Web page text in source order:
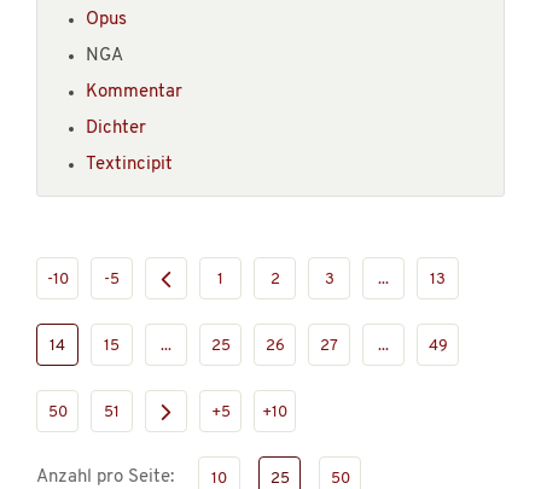
Opus
NGA
Kommentar
Dichter
Textincipit
-10 -5 1 2 3 ... 13
14 15 ... 25 26 27 ... 49
50 51 +5 +10
Anzahl pro Seite: 10 25 50